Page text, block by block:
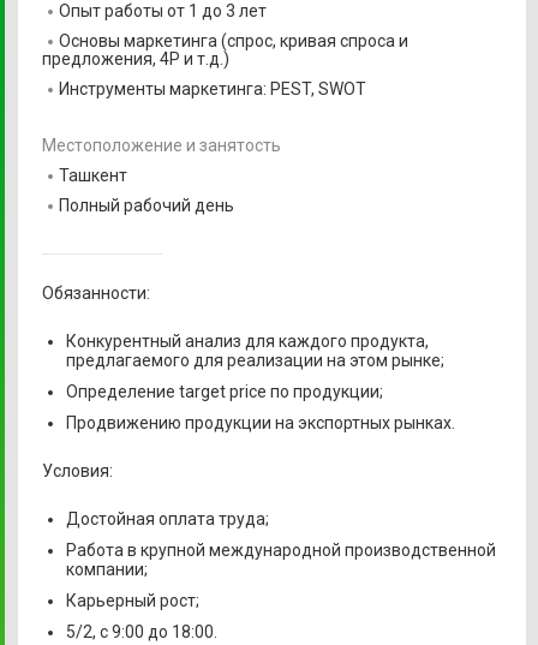
Опыт работы от 1 до 3 лет
Основы маркетинга (спрос, кривая спроса и
предложения, 4P и т.д.)
Инструменты маркетинга: PEST, SWOT
Местоположение и занятость
Ташкент
Полный рабочий день
Обязанности:
Конкурентный анализ для каждого продукта,
предлагаемого для реализации на этом рынке;
Определение target price по продукции;
Продвижению продукции на экспортных рынках.
Условия:
​​​​​​​Достойная оплата труда;
Работа в крупной международной производственной
компании;
Карьерный рост;
5/2, с 9:00 до 18:00.